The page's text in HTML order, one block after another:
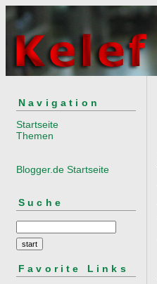
Navigation
Startseite
Themen
Blogger.de Startseite
Suche
Favorite Links